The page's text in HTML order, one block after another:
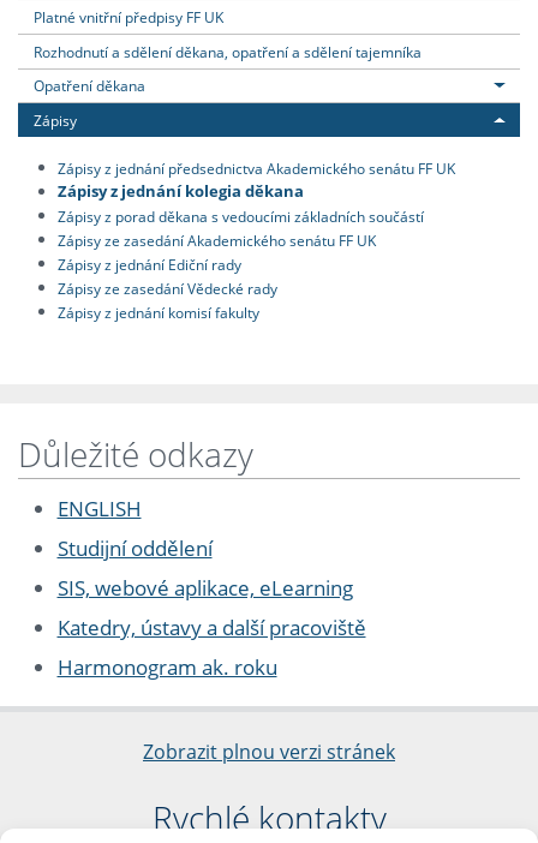
Platné vnitřní předpisy FF UK
Rozhodnutí a sdělení děkana, opatření a sdělení tajemníka
Opatření děkana
Zápisy
Zápisy z jednání předsednictva Akademického senátu FF UK
Zápisy z jednání kolegia děkana
Zápisy z porad děkana s vedoucími základních součástí
Zápisy ze zasedání Akademického senátu FF UK
Zápisy z jednání Ediční rady
Zápisy ze zasedání Vědecké rady
Zápisy z jednání komisí fakulty
Důležité odkazy
ENGLISH
Studijní oddělení
SIS, webové aplikace, eLearning
Katedry, ústavy a další pracoviště
Harmonogram ak. roku
Zobrazit plnou verzi stránek
Rychlé kontakty